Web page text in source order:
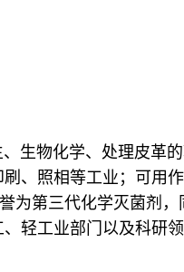
生物化学、处理皮革
、照相等工业；可用作
第三代化学灭菌剂，
轻工业部门以及科研领